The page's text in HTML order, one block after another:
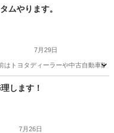
ムやります。
7月29日
はトヨタディーラーや中古自動車
します！
7月26日